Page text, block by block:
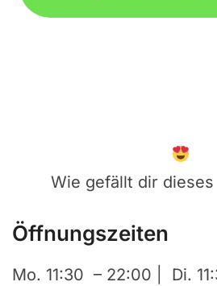
Wie gefällt dir dieses
Öffnungszeiten
Mo. 11:30 – 22:00 | Di.